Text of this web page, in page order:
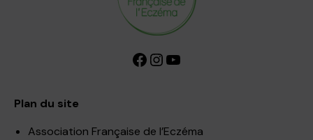
Facebook InstagramYouTube
Plan du site
Association Française de l’Eczéma